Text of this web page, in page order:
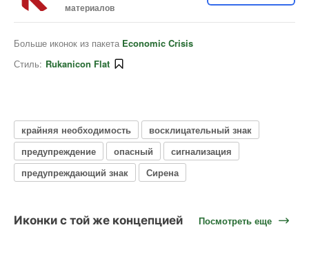
материалов
Больше иконок из пакета Economic Crisis
Стиль: Rukanicon Flat
крайняя необходимость
восклицательный знак
предупреждение
опасный
сигнализация
предупреждающий знак
Сирена
Иконки с той же концепцией Посмотреть еще